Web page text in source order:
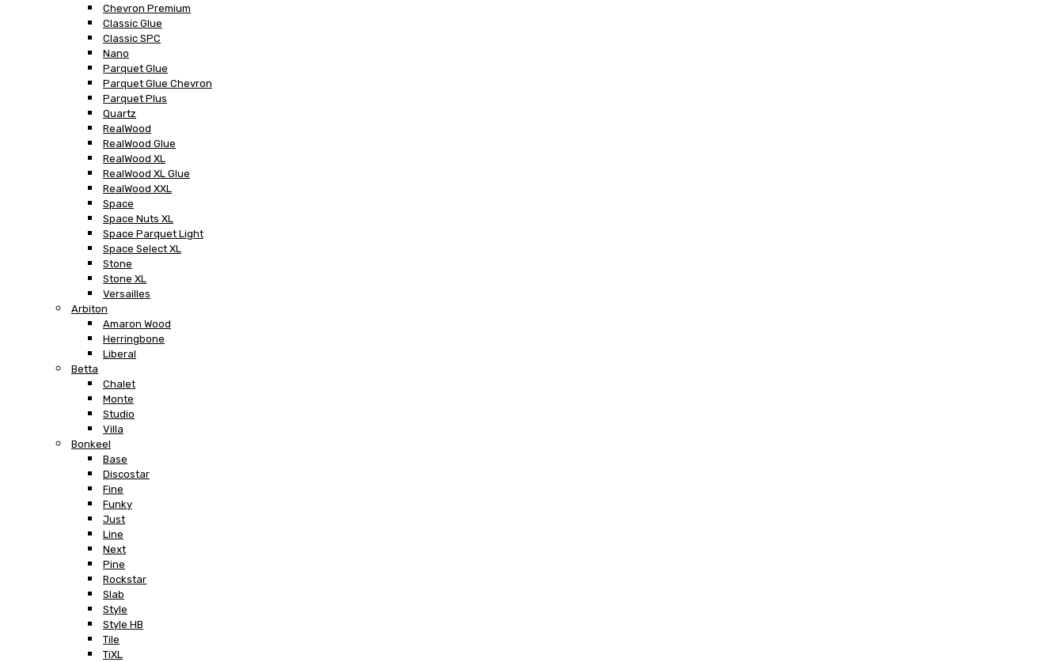
Chevron Premium
Classic Glue
Classic SPC
Nano
Parquet Glue
Parquet Glue Chevron
Parquet Plus
Quartz
RealWood
RealWood Glue
RealWood XL
RealWood XL Glue
RealWood XXL
Space
Space Nuts XL
Space Parquet Light
Space Select XL
Stone
Stone XL
Versailles
Arbiton
Amaron Wood
Herringbone
Liberal
Betta
Chalet
Monte
Studio
Villa
Bonkeel
Base
Discostar
Fine
Funky
Just
Line
Next
Pine
Rockstar
Slab
Style
Style HB
Tile
TiXL